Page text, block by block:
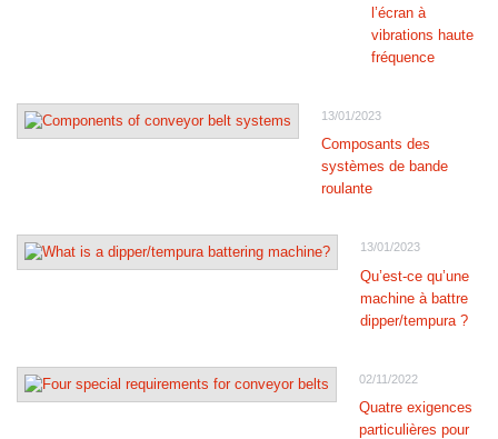
l’écran à
vibrations haute
fréquence
13/01/2023
Composants des
systèmes de bande
roulante
13/01/2023
Qu’est-ce qu’une
machine à battre
dipper/tempura ?
02/11/2022
Quatre exigences
particulières pour